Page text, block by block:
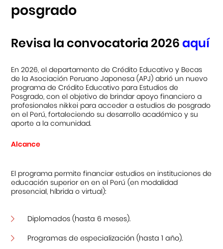
Cursos
Museo de la Inmigración Japonesa
Fondo Editorial
Teatro Peruano Japonés
posgrado
Revisa la convocatoria 2026aquí
En 2026, el departamento de Crédito Educativo y Becas
de la Asociación Peruano Japonesa (APJ) abrió un nuevo
programa de Crédito Educativo para Estudios de
Posgrado, con el objetivo de brindar apoyo financiero a
profesionales nikkei para acceder a estudios de posgrado
en el Perú, fortaleciendo su desarrollo académico y su
aporte a la comunidad.
Alcance
El programa permite financiar estudios en instituciones de
educación superior en en el Perú (en modalidad
presencial, híbrida o virtual):
Diplomados (hasta 6 meses).
Programas de especialización (hasta 1 año).